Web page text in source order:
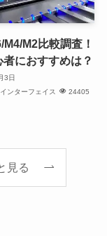
M4/M2比較調査！
者におすすめは？
3日
ンターフェイス
24405
見る